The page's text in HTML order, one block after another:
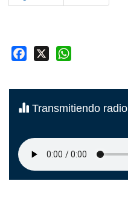
Facebook
Transmitiendo radio